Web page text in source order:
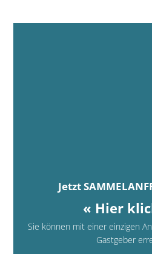
Jetzt
« Hier
Sie können mit einer einzigen
Gastgeber